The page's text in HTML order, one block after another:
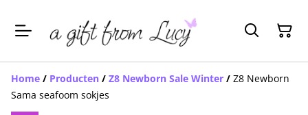
Home / Producten / Z8 Newborn Sale Winter / Z8 Newborn
Sama seafoom sokjes